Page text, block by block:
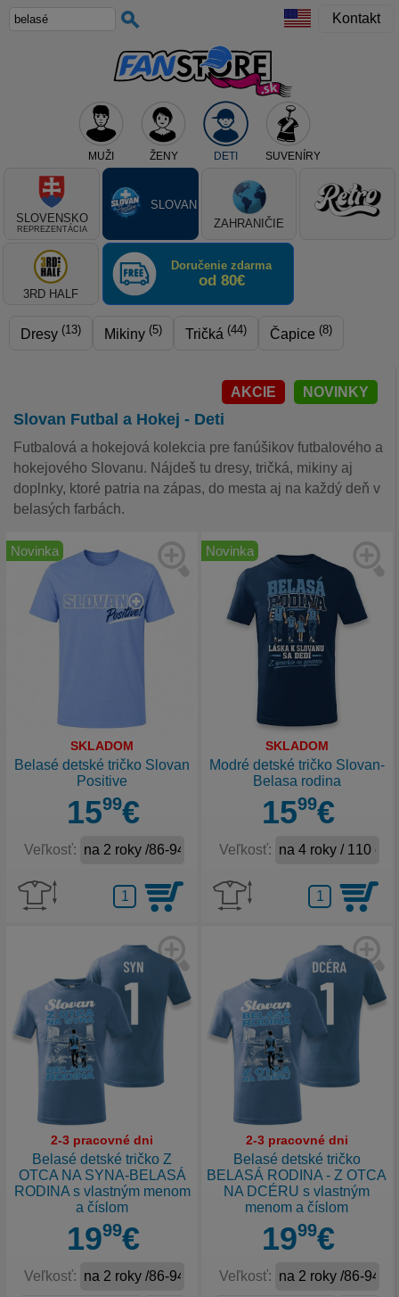
Kontakt
MUŽI ŽENY DETI SUVENÍRY
Teraz vyberte klub, alebo typ výrobku
SLOVENSKO
REPREZENTÁCIA
SLOVAN
ZAHRANIČIE
3RD HALF
Doručenie zdarma
od 80€
Dresy (13) Mikiny (5) Tričká (44) Čapice (8)
AKCIE NOVINKY
Slovan Futbal a Hokej - Deti
Futbalová a hokejová kolekcia pre fanúšikov futbalového a
hokejového Slovanu. Nájdeš tu dresy, tričká, mikiny aj
doplnky, ktoré patria na zápas, do mesta aj na každý deň v
belasých farbách.
Novinka
SKLADOM
Belasé detské tričko Slovan
Positive
1599€
Veľkosť:
Novinka
SKLADOM
Modré detské tričko Slovan-
Belasa rodina
1599€
Veľkosť:
2-3 pracovné dni
Belasé detské tričko Z
OTCA NA SYNA-BELASÁ
RODINA s vlastným menom
a číslom
1999€
Veľkosť:
2-3 pracovné dni
Belasé detské tričko
BELASÁ RODINA - Z OTCA
NA DCÉRU s vlastným
menom a číslom
1999€
Veľkosť: